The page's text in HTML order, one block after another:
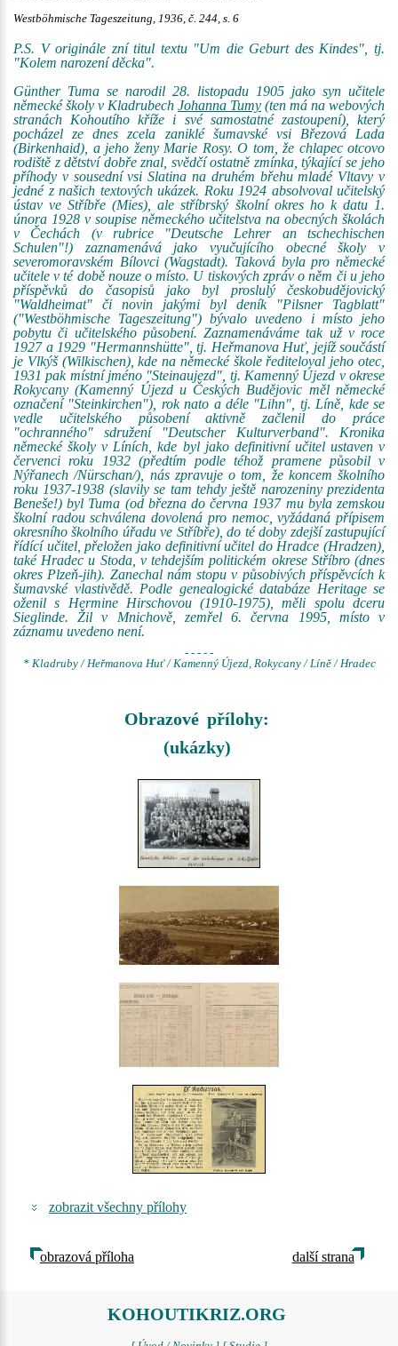
Westböhmische Tageszeitung, 1936, č. 244, s. 6
P.S. V originále zní titul textu "Um die Geburt des Kindes", tj.
"Kolem narození děcka".
Günther Tuma se narodil 28. listopadu 1905 jako syn učitele
německé školy v Kladrubech Johanna Tumy (ten má na webových
stranách Kohoutího kříže i své samostatné zastoupení), který
pocházel ze dnes zcela zaniklé šumavské vsi Březová Lada
(Birkenhaid), a jeho ženy Marie Rosy. O tom, že chlapec otcovo
rodiště z dětství dobře znal, svědčí ostatně zmínka, týkající se jeho
příhody v sousední vsi Slatina na druhém břehu mladé Vltavy v
jedné z našich textových ukázek. Roku 1924 absolvoval učitelský
ústav ve Stříbře (Mies), ale stříbrský školní okres ho k datu 1.
února 1928 v soupise německého učitelstva na obecných školách
v Čechách (v rubrice "Deutsche Lehrer an tschechischen
Schulen"!) zaznamenává jako vyučujícího obecné školy v
severomoravském Bílovci (Wagstadt). Taková byla pro německé
učitele v té době nouze o místo. U tiskových zpráv o něm či u jeho
příspěvků do časopisů jako byl proslulý českobudějovický
"Waldheimat" či novin jakými byl deník "Pilsner Tagblatt"
("Westböhmische Tageszeitung") bývalo uvedeno i místo jeho
pobytu či učitelského působení. Zaznamenáváme tak už v roce
1927 a 1929 "Hermannshütte", tj. Heřmanova Huť, jejíž součástí
je Vlkýš (Wilkischen), kde na německé škole řediteloval jeho otec,
1931 pak místní jméno "Steinaujezd", tj. Kamenný Újezd v okrese
Rokycany (Kamenný Újezd u Českých Budějovic měl německé
označení "Steinkirchen"), rok nato a déle "Lihn", tj. Líně, kde se
vedle učitelského působení aktivně začlenil do práce
"ochranného" sdružení "Deutscher Kulturverband". Kronika
německé školy v Líních, kde byl jako definitivní učitel ustaven v
červenci roku 1932 (předtím podle téhož pramene působil v
Nýřanech /Nürschan/), nás zpravuje o tom, že koncem školního
roku 1937-1938 (slavily se tam tehdy ještě narozeniny prezidenta
Beneše!) byl Tuma (od března do června 1937 mu byla zemskou
školní radou schválena dovolená pro nemoc, vyžádaná přípisem
okresního školního úřadu ve Stříbře), do té doby zdejší zastupující
řídící učitel, přeložen jako definitivní učitel do Hradce (Hradzen),
také Hradec u Stoda, v tehdejším politickém okrese Stříbro (dnes
okres Plzeň-jih). Zanechal nám stopu v působivých příspěvcích k
šumavské vlastivědě. Podle genealogické databáze Heritage se
oženil s Hermine Hirschovou (1910-1975), měli spolu dceru
Sieglinde. Žil v Mnichově, zemřel 6. června 1995, místo v
záznamu uvedeno není.
- - - - -
* Kladruby / Heřmanova Huť / Kamenný Újezd, Rokycany / Líně / Hradec
Obrazové přílohy:
(ukázky)
zobrazit všechny přílohy
obrazová příloha další strana
KOHOUTIKRIZ.ORG